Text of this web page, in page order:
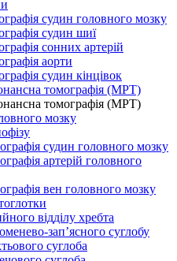
судин головного мозку
судин шиї
сонних артерій
аорти
судин кінцівок
томографія (МРТ)
томографія (МРТ)
мозку
судин головного мозку
артерій головного
вен головного мозку
відділу хребта
зап’ясного суглобу
суглоба